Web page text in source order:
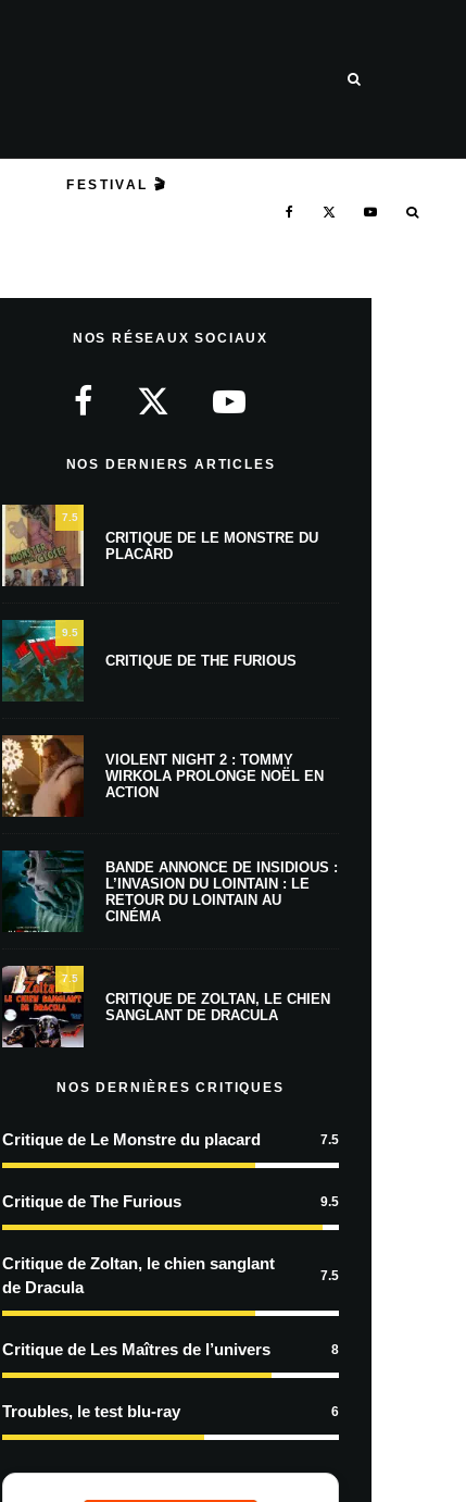
FESTIVAL 🎬
NOS RÉSEAUX SOCIAUX
NOS DERNIERS ARTICLES
7.5
CRITIQUE DE LE MONSTRE DU
PLACARD
9.5
CRITIQUE DE THE FURIOUS
VIOLENT NIGHT 2 : TOMMY
WIRKOLA PROLONGE NOËL EN
ACTION
BANDE ANNONCE DE INSIDIOUS :
L’INVASION DU LOINTAIN : LE
RETOUR DU LOINTAIN AU
CINÉMA
7.5
CRITIQUE DE ZOLTAN, LE CHIEN
SANGLANT DE DRACULA
NOS DERNIÈRES CRITIQUES
Critique de Le Monstre du placard 7.5
Critique de The Furious 9.5
Critique de Zoltan, le chien sanglant
de Dracula
7.5
Critique de Les Maîtres de l’univers 8
Troubles, le test blu-ray 6